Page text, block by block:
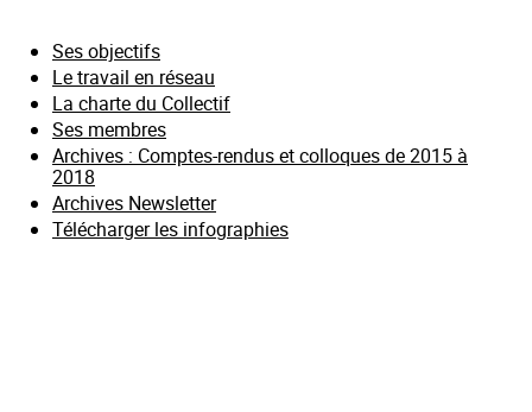
Ses objectifs
Le travail en réseau
La charte du Collectif
Ses membres
Archives : Comptes-rendus et colloques de 2015 à
2018
Archives Newsletter
Télécharger les infographies